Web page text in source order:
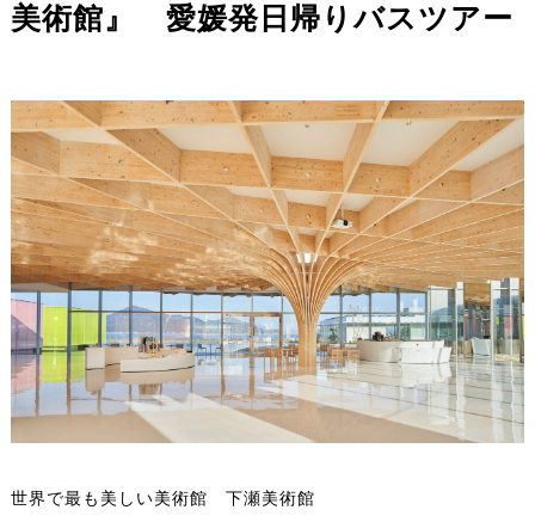
美術館』 愛媛発日帰りバスツアー
世界で最も美しい美術館 下瀬美術館